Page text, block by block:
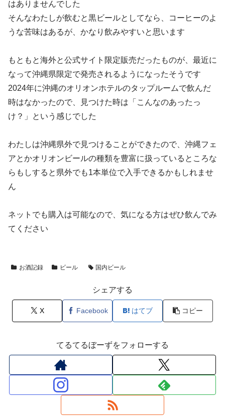
はありませんでした
そんなわたしが飲むと黒ビールとしてなら、コーヒーのよ
うな苦味はあるが、かなり飲みやすいと思います
もともと海外と公式サイト限定販売だったものが、最近に
なって沖縄県限定で発売されるようになったそうです
2024年に沖縄のオリオンホテルのタップルームで飲んだ
時はなかったので、見つけた時は「こんなのあったっ
け？」という感じでした
わたしは沖縄県外で見つけることができたので、沖縄フェ
アとかオリオンビールの種類を豊富に扱っているところな
らもしすると県外でも1本単位で入手できるかもしれませ
ん
ネットでも購入は可能なので、気になる方はぜひ飲んでみ
てください
お酒記録 ビール 国内ビール
シェアする
X Facebook はてブ コピー
てるてるぼーずをフォローする